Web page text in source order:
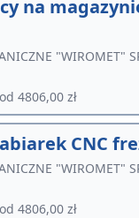
na
"WIROMET"
od 4806,00 zł
CNC
"WIROMET"
od 4806,00 zł